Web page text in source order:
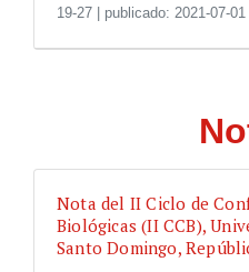
19-27 publicado: 2021-07-01
Nota del II Ciclo de
Biológicas (II CCB),
Santo Domingo,